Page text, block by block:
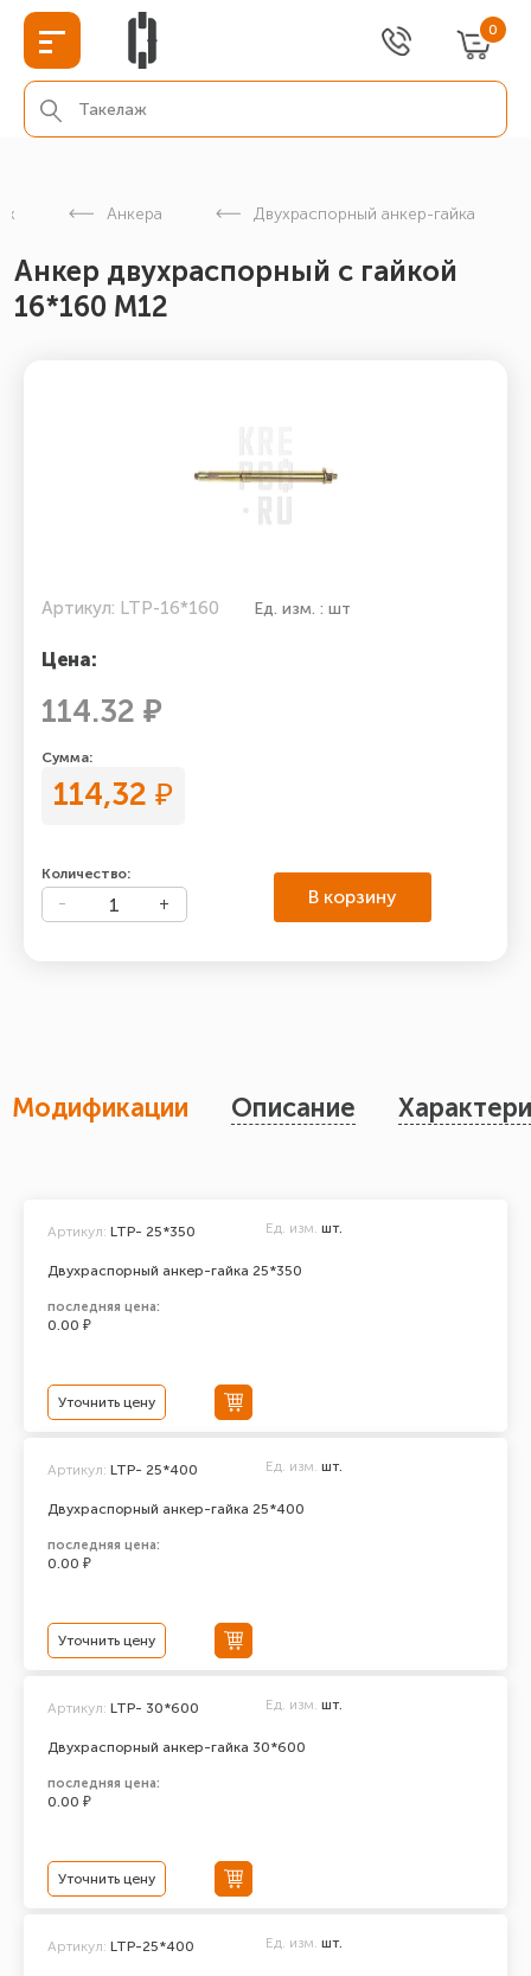
0
Анкера Двухраспорный анкер-гайка
Анкер двухраспорный с гайкой
16*160 М12
Артикул: LTP-16*160 Ед. изм. : шт
Цена:
114.32 ₽
Сумма:
114,32 ₽
Количество:
В корзину
Модификации Описание
Двухраспорный анкер-гайка 25*350
Артикул: LTP- 25*350 Ед. изм. шт.
последняя цена:
0.00 ₽
Уточнить цену
Двухраспорный анкер-гайка 25*400
Артикул: LTP- 25*400 Ед. изм. шт.
последняя цена:
0.00 ₽
Уточнить цену
Двухраспорный анкер-гайка 30*600
Артикул: LTP- 30*600 Ед. изм. шт.
последняя цена:
0.00 ₽
Уточнить цену
Артикул: LTP-25*400 Ед. изм. шт.